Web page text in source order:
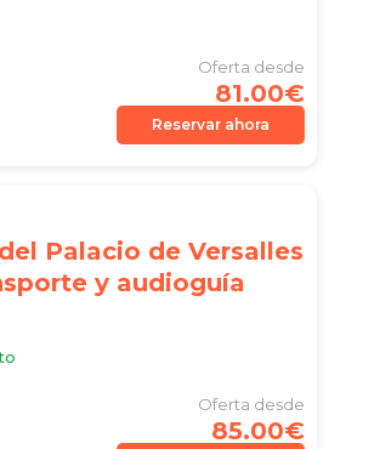
Oferta desde
81.00€
Reservar ahora
Palacio de Versalles
y audioguía
Oferta desde
85.00€